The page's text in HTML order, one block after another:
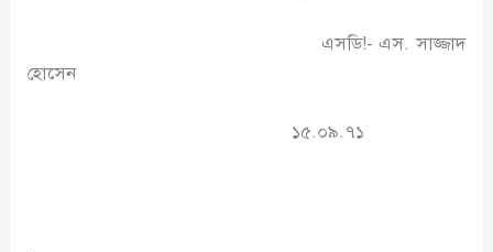
এসডি!- এস. সাজ্জাদ
হোসেন
১৫.০৯.৭১